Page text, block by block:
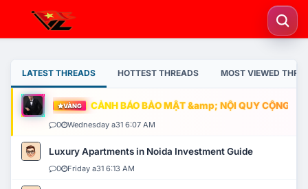
LATEST THREADS HOTTEST THREADS MOST VIEWED
VÀNG CẢNH BÁO BẢO MẬT &amp; NỘI QUY CỘNG
0 Wednesday a31 6:07 AM
Luxury Apartments in Noida Investment Guide
0 Friday a31 6:13 AM